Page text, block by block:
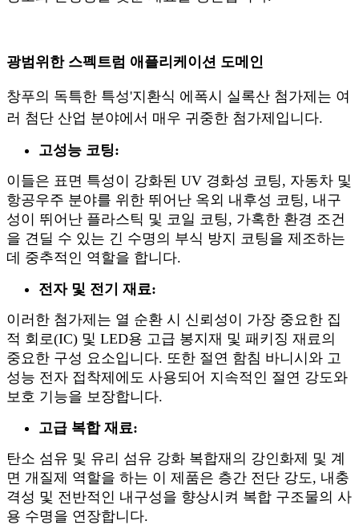
광범위한 스펙트럼 애플리케이션 도메인
창푸의 독특한 특성'지환식 에폭시 실록산 첨가제는 여
러 첨단 산업 분야에서 매우 귀중한 첨가제입니다.
고성능 코팅:
이들은 표면 특성이 강화된 UV 경화성 코팅, 자동차 및
항공우주 분야를 위한 뛰어난 옥외 내후성 코팅, 내구
성이 뛰어난 플라스틱 및 코일 코팅, 가혹한 환경 조건
을 견딜 수 있는 긴 수명의 부식 방지 코팅을 제조하는
데 중추적인 역할을 합니다.
전자 및 전기 재료:
이러한 첨가제는 열 순환 시 신뢰성이 가장 중요한 집
적 회로(IC) 및 LED용 고급 봉지재 및 패키징 재료의
중요한 구성 요소입니다. 또한 절연 함침 바니시와 고
성능 전자 접착제에도 사용되어 지속적인 절연 강도와
보호 기능을 보장합니다.
고급 복합 재료:
탄소 섬유 및 유리 섬유 강화 복합재의 강인화제 및 계
면 개질제 역할을 하는 이 제품은 층간 전단 강도, 내충
격성 및 전반적인 내구성을 향상시켜 복합 구조물의 사
용 수명을 연장합니다.